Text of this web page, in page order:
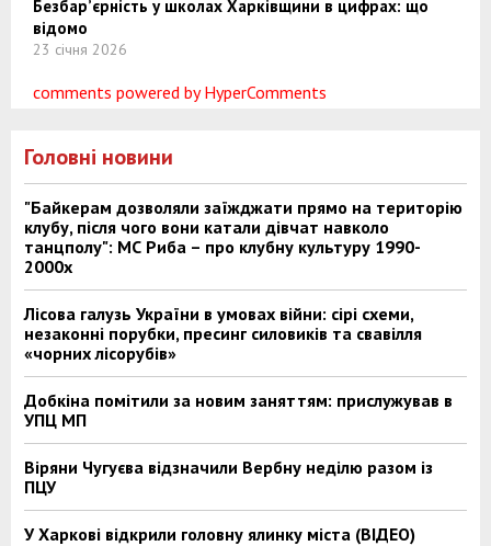
Безбар’єрність у школах Харківщини в цифрах: що
відомо
23 січня 2026
comments powered by HyperComments
Головні новини
"Байкерам дозволяли заїжджати прямо на територію
клубу, після чого вони катали дівчат навколо
танцполу": МС Риба – про клубну культуру 1990-
2000х
Лісова галузь України в умовах війни: сірі схеми,
незаконні порубки, пресинг силовиків та свавілля
«чорних лісорубів»
Добкіна помітили за новим заняттям: прислужував в
УПЦ МП
Віряни Чугуєва відзначили Вербну неділю разом із
ПЦУ
У Харкові відкрили головну ялинку міста (ВІДЕО)